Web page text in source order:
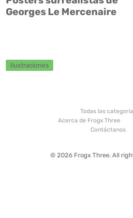
Georges Le Mercenaire
Ilustraciones
Todas las
Acerca de Frogx Three
Contáctanos
© 2026 Frogx Three. All